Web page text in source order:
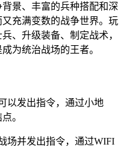
景、丰富的兵种搭配和深
充满变数的战争世界。玩
、升级装备、制定战术，
为统治战场的王者。
以发出指令，通过小地
。
场并发出指令，通过WIFI